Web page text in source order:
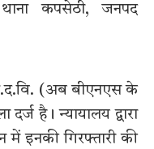
कपसेठी, जनपद
(अब बीएनएस के
है। न्यायालय द्वारा
में इनकी गिरफ्तारी की